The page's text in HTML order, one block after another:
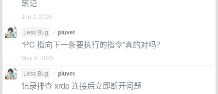
笔记
Jun 3, 2025
Less Bug
• pluvet
“PC 指向下一条要执行的指令”真的对吗？
May 9, 2025
Less Bug
• pluvet
记录排查 xrdp 连接后立即断开问题